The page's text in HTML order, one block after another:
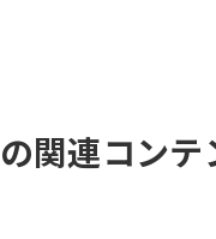
の関連コンテ